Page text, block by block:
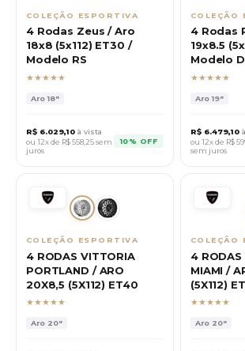
COLEÇÃO ESPORTIVA
4 Rodas Zeus / Aro
18x8 (5x112) ET30 /
Modelo RS
★★★★★
Aro18"
R$ 6.029,10 à vista
ou 12x de R$558,25sem
juros
10% OFF
COLEÇÃO
4 Rodas
19x8.5
Modelo
★★★★★
Aro19"
R$ 6.479,10
ou 12x de R$
sem juros
COLEÇÃO ESPORTIVA
4 RODAS VITTORIA
PORTLAND / ARO
20X8,5 (5X112) ET40
★★★★★
Aro 20"
COLEÇÃO
4
MIAMI /
(5X112)
★★★★★
Aro 20"